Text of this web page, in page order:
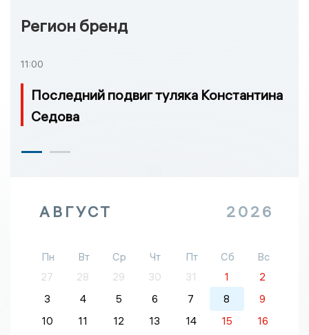
Регион бренд
11:00
Последний подвиг туляка Константина
Седова
АВГУСТ 2026
Пн Вт Ср Чт Пт Сб
Вс
27
28 29 30 31 1
2
3
4 5 6 7 8
9
10
11 12 13 14 15
16